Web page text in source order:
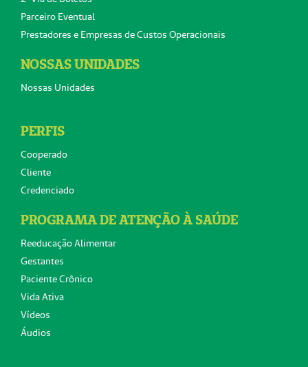
Parceiro Eventual
Prestadores e Empresas de Custos Operacionais
NOSSAS UNIDADES
Nossas Unidades
PERFIS
Cooperado
Cliente
Credenciado
PROGRAMA DE ATENÇÃO À SAÚDE
Reeducação Alimentar
Gestantes
Paciente Crônico
Vida Ativa
Vídeos
Áudios